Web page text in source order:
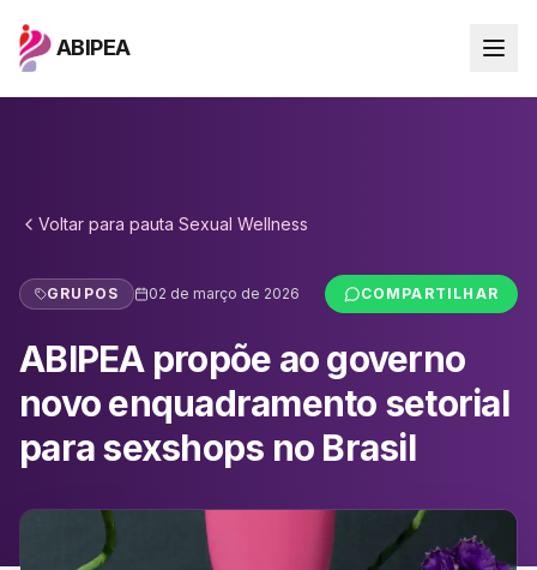
ABIPEA
Voltar para pauta Sexual Wellness
GRUPOS 02 de março de 2026 COMPARTILHAR
ABIPEA propõe ao governo
novo enquadramento setorial
para sexshops no Brasil